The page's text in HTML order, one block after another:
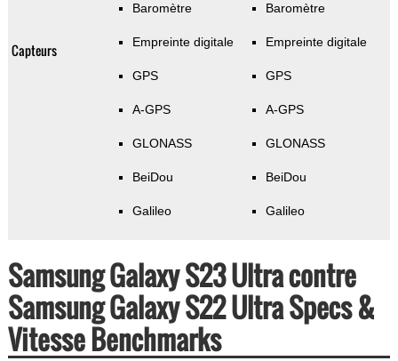
Capteurs
Baromètre
Empreinte digitale
GPS
A-GPS
GLONASS
BeiDou
Galileo
Baromètre
Empreinte digitale
GPS
A-GPS
GLONASS
BeiDou
Galileo
Samsung Galaxy S23 Ultra contre
Samsung Galaxy S22 Ultra Specs &
Vitesse Benchmarks